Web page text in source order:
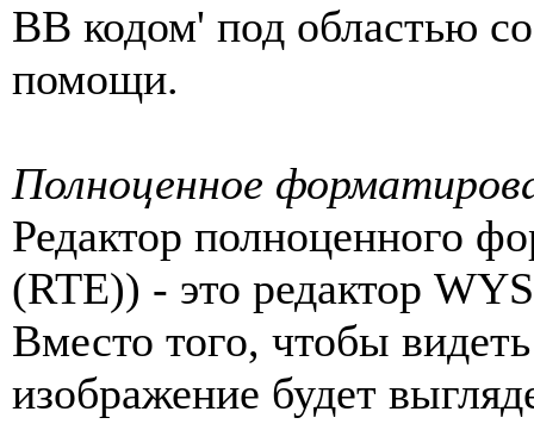
BB кодом' под областью
помощи.
Полноценное
Редактор полноценного
(RTE)) - это редактор
Вместо того, чтобы
изображение будет